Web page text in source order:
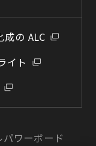
成の ALC
イト
パワーボード